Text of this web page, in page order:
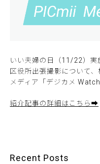
いい夫婦の日（11/22）実
区役所出張撮影について
メディア「デジカメ
紹介記事の詳細はこちら➡
Recent Posts